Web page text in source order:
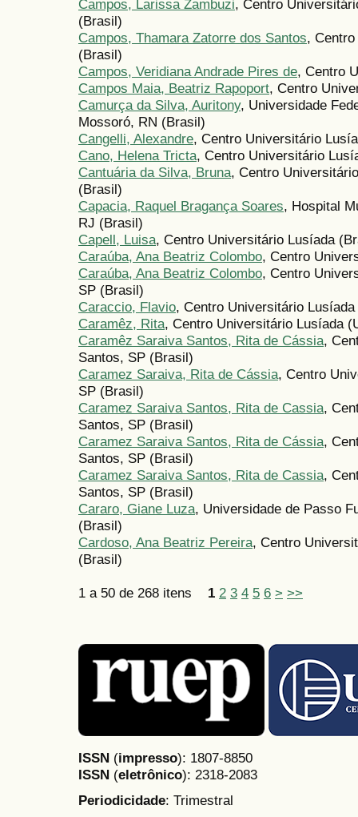
Campos, Larissa Zambuzi, Centro
(Brasil)
Campos, Thamara Zatorre dos Santos,
(Brasil)
Campos, Veridiana Andrade Pires de, Centro
Campos Maia, Beatriz Rapoport, Centro
Camurça da Silva, Auritony, Universidade
Mossoró, RN (Brasil)
Cangelli, Alexandre, Centro Universitário
Cano, Helena Tricta, Centro Universitário
Cantuária da Silva, Bruna, Centro
(Brasil)
Capacia, Raquel Bragança Soares, Hospital
RJ (Brasil)
Capell, Luisa, Centro Universitário Lusíada
Caraúba, Ana Beatriz Colombo, Centro
Caraúba, Ana Beatriz Colombo, Centro
SP (Brasil)
Caraccio, Flavio, Centro Universitário
Caramêz, Rita, Centro Universitário Lusíada
Caramêz Saraiva Santos, Rita de Cássia,
Santos, SP (Brasil)
Caramez Saraiva, Rita de Cássia, Centro
SP (Brasil)
Caramez Saraiva Santos, Rita de Cassia,
Santos, SP (Brasil)
Caramez Saraiva Santos, Rita de Cássia,
Santos, SP (Brasil)
Caramez Saraiva Santos, Rita de Cassia,
Santos, SP (Brasil)
Cararo, Giane Luza, Universidade de Passo
(Brasil)
Cardoso, Ana Beatriz Pereira, Centro
(Brasil)
1 a 50 de 268 itens 1 2 3 4 5 6 > >>
ISSN (impresso): 1807-8850
ISSN (eletrônico): 2318-2083
Periodicidade: Trimestral